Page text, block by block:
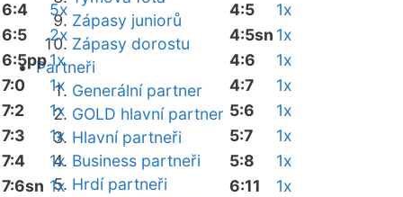
Zápasy juniorů
Zápasy dorostu
Partneři
Generální partner
GOLD hlavní partner
Hlavní partneři
Business partneři
Hrdí partneři
6:4
5x
6:5
2x
6:5pp1x
7:0
1x
7:2
1x
7:3
1x
7:4
1x
7:6sn 1x
4:5
1x
4:5sn 1x
4:6
1x
4:7
1x
5:6
1x
5:7
1x
5:8
1x
6:11
1x